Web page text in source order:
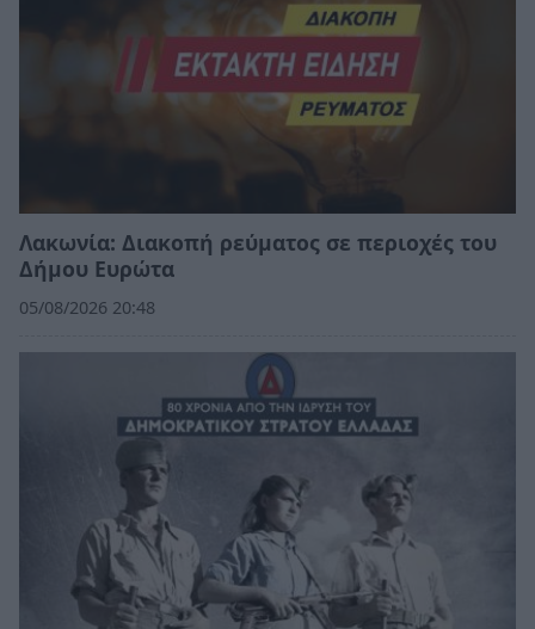
Λακωνία: Διακοπή ρεύματος σε περιοχές του
Δήμου Ευρώτα
05/08/2026 20:48